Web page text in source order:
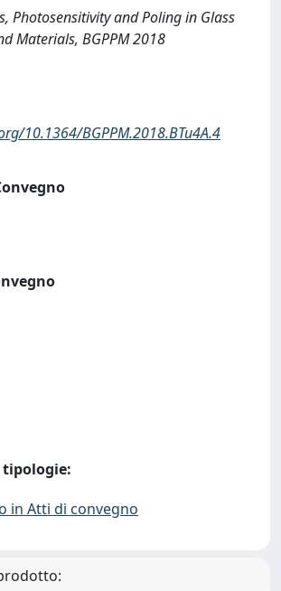
Photosensitivity and Poling in Glass
Materials, BGPPM 2018
10.1364/BGPPM.2018.BTu4A.4
tipologie:
in Atti di convegno